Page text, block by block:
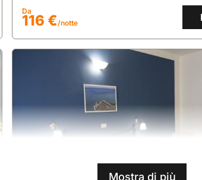
Da
116 €/notte
Mostra di più